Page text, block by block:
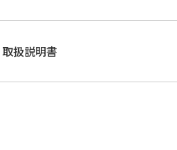
取扱説明書